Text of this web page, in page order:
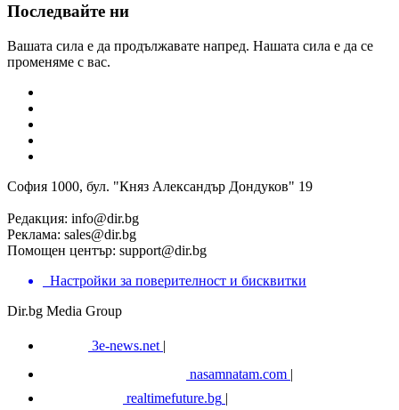
Последвайте ни
Вашата сила е да продължавате напред. Нашата сила е да се
променяме с вас.
София 1000, бул. "Княз Александър Дондуков" 19
Редакция: info@dir.bg
Реклама: sales@dir.bg
Помощен център: support@dir.bg
Настройки за поверителност и бисквитки
Dir.bg Media Group
3e-news.net |
nasamnatam.com |
realtimefuture.bg |